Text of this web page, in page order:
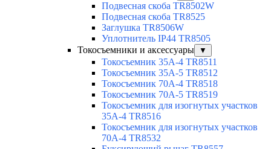
Подвесная скоба TR8502W
Подвесная скоба TR8525
Заглушка TR8506W
Уплотнитель IP44 TR8505
Токосъемники и аксессуары
▼
Токосъемник 35А-4 TR8511
Токосъемник 35А-5 TR8512
Токосъемник 70А-4 TR8518
Токосъемник 70А-5 TR8519
Токосъемник для изогнутых участков
35А-4 TR8516
Токосъемник для изогнутых участков
70А-4 TR8532